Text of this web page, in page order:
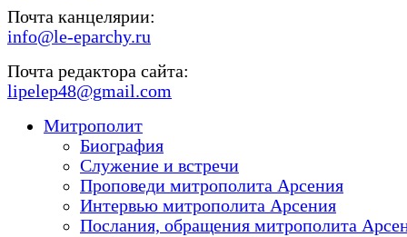
Почта канцелярии:
info@le-eparchy.ru
Почта редактора сайта:
lipelep48@gmail.com
Митрополит
Биография
Служение и встречи
Проповеди митрополита Арсения
Интервью митрополита Арсения
Послания, обращения митрополита